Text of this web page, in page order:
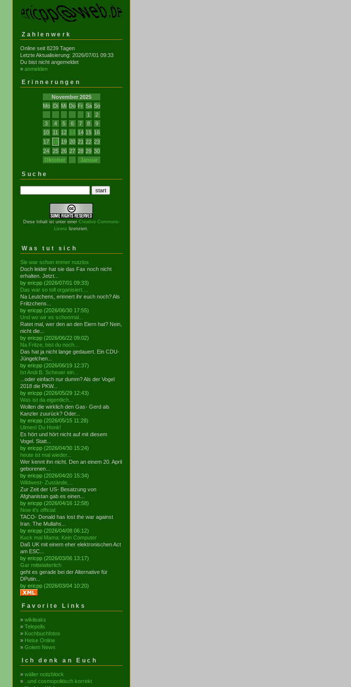
Zahlenwerk
Online seit 8239 Tagen
Letzte Aktualisierung: 2026/07/01 09:33
Du bist nicht angemeldet
» anmelden
Erinnerungen
November 2025
Mo
Di Mi Do Fr Sa So
1
2
3
4 5 6 7 8
9
10
11 12 13 14 15 16
17
18 19 20 21 22 23
24 25 26 27 28 29 30
Oktober
Januar
Suche
Diese Inhalt ist unter einer Creative Commons-
Lizenz lizenziert.
Was tut sich
Sie war schon immer nutzlos
Doch leider hat sie das Fax noch nicht
erhalten. Jetzt...
by ericpp (2026/07/01 09:33)
Das war so toll organisiert....
Na Leutchens, erinnert ihr euch noch? Als
Friitzchens...
by ericpp (2026/06/30 17:55)
Und wo wir es schonmal...
Ratet mal, wer den an den Eiern hat? Nein,
nicht die...
by ericpp (2026/06/22 09:02)
Na Fritze, bist du noch...
Das hat ja nicht lange gedauert. Ein CDU-
Jüngelchen...
by ericpp (2026/06/19 12:37)
Ist Andi B. Scheuer ein...
...oder einfach nur dumm? Als der Vogel
2018 die PKW...
by ericpp (2026/05/29 12:43)
Was ist da eigentlich...
Wollen die wirklich den Gas- Gerd als
Kanzler zuurück? Oder...
by ericpp (2026/05/15 11:28)
Ulmen! Du Honk!
Es hört und hört nicht auf mit diesem
Vogel. Statt...
by ericpp (2026/04/30 15:24)
heute ist mal wieder...
Wer kennt ihn nicht. Den an einem 20. April
geborenen...
by ericpp (2026/04/20 15:34)
Wildwest- Zustände,...
Zur Zeit der US- Besatzung von
Afghanistan gab es einen...
by ericpp (2026/04/16 12:58)
Now it's official:
TACO- Donald has lost the war against
Iran. The Mullahs...
by ericpp (2026/04/08 06:12)
Kuck mal Mama: Kein Computer
Daß UK mit einem eher elektronischen Act
am ESC...
by ericpp (2026/03/06 13:17)
Gar mittelalterlich
geht es gerade bei der Alternative für
DPutin...
by ericpp (2026/03/04 10:20)
Favorite Links
» wikileaks
» Telepolis
» Kochbuchfotos
» Heise Online
» Golem News
Ich denk an Euch
» wäller notizblock
»
..und cosmopolitisch korrekt